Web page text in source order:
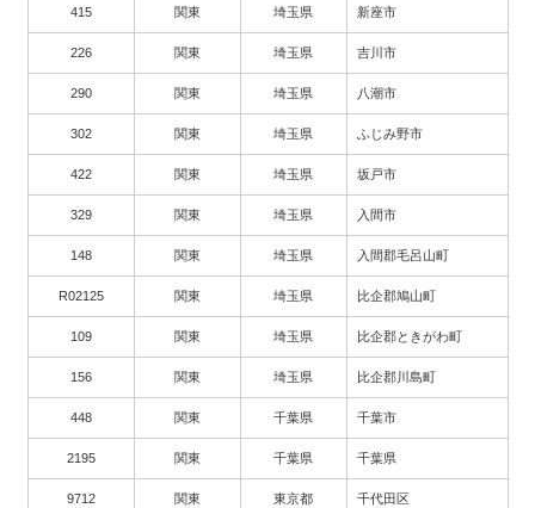
415 関東 埼玉県 新座市
226 関東 埼玉県 吉川市
290 関東 埼玉県 八潮市
302 関東 埼玉県 ふじみ野市
422 関東 埼玉県 坂戸市
329 関東 埼玉県 入間市
148 関東 埼玉県 入間郡毛呂山町
R02125 関東 埼玉県 比企郡鳩山町
109 関東 埼玉県 比企郡ときがわ町
156 関東 埼玉県 比企郡川島町
448 関東 千葉県 千葉市
2195 関東 千葉県 千葉県
9712 関東 東京都 千代田区